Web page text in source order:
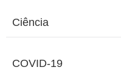
Ciência
COVID-19